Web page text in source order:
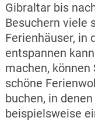
Gibraltar bis
Besuchern viele
Ferienhäuser, in
entspannen
machen,
schöne
buchen, in
beispielsweise